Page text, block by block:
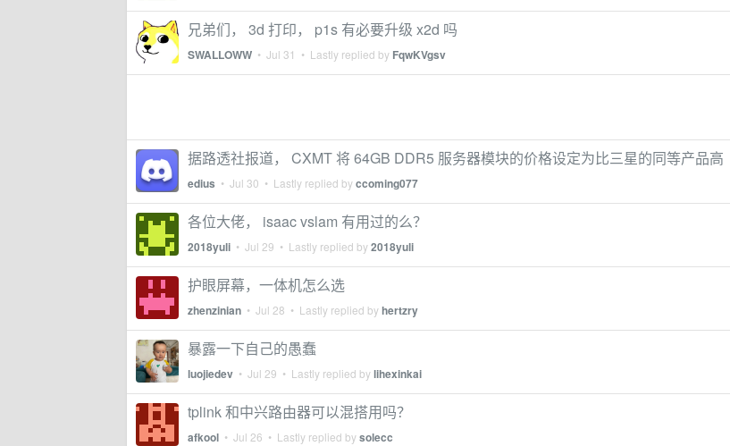
兄弟们， 3d 打印， p1s 有必要升级 x2d 吗
SWALLOWW • Jul 31 • Lastly replied by FqwKVgsv
据路透社报道， CXMT 将 64GB DDR5 服务器模块的价格设定为比三星的同等产品高
edius • Jul 30 • Lastly replied byccoming077
各位大佬， isaac vslam 有用过的么？
2018yuli • Jul 29 • Lastly replied by2018yuli
护眼屏幕，一体机怎么选
zhenzinian • Jul 28 • Lastly replied byhertzry
暴露一下自己的愚蠢
luojiedev • Jul 29 • Lastly replied bylihexinkai
tplink 和中兴路由器可以混搭用吗？
afkool • Jul 26 • Lastly replied bysolecc